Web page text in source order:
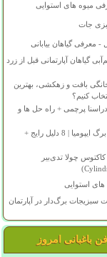
میوه های استوایی
جات
معرفی گیاهان بیابانی
گیاهان آپارتمانی قبل از زرد
بافت و زهکشی، بهترین
کنیم؟
پرچمی + راه حل ها و
علت خشک شدن برگ ایپومیا | 8 دلیل رایج +
چولا تدی‌بیر
های استوایی
سبزیجات برگ‌دار در آپارتمان
باغبانی امروز